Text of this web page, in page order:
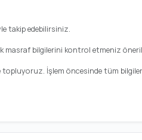
takip edebilirsiniz.
masraf bilgilerini kontrol etmeniz
İşlem öncesinde tüm